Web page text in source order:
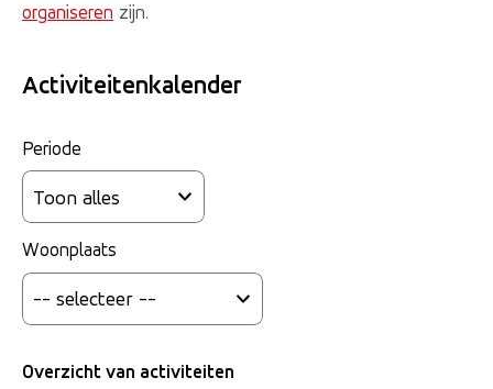
organiseren zijn.
Activiteitenkalender
Periode
Woonplaats
Overzicht van activiteiten